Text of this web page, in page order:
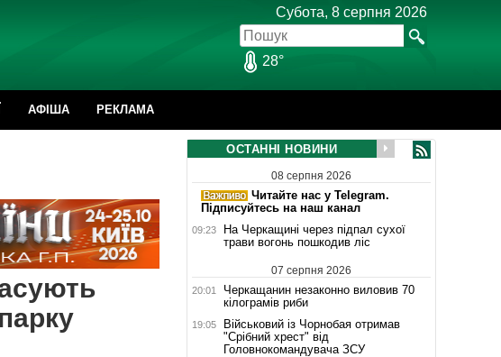
Субота, 8 серпня 2026
28°
АФІША РЕКЛАМА
ОСТАННІ НОВИНИ
08 серпня 2026
Читайте нас у Telegram.
Підписуйтесь на наш канал
09:23
На Черкащині через підпал сухої
трави вогонь пошкодив ліс
07 серпня 2026
20:01
Черкащанин незаконно виловив 70
кілограмів риби
19:05
Військовий із Чорнобая отримав
"Срібний хрест" від
Головнокомандувача ЗСУ